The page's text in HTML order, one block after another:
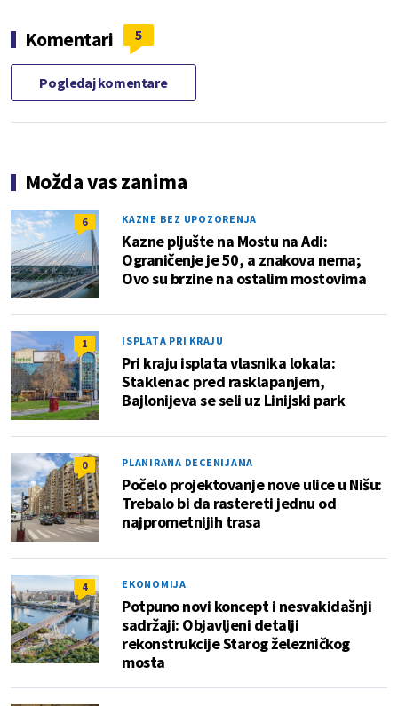
Komentari 5
Pogledaj komentare
Možda vas zanima
6 KAZNE BEZ UPOZORENJA
Kazne pljušte na Mostu na Adi:
Ograničenje je 50, a znakova nema;
Ovo su brzine na ostalim mostovima
1 ISPLATA PRI KRAJU
Pri kraju isplata vlasnika lokala:
Staklenac pred rasklapanjem,
Bajlonijeva se seli uz Linijski park
0 PLANIRANA DECENIJAMA
Počelo projektovanje nove ulice u Nišu:
Trebalo bi da rastereti jednu od
najprometnijih trasa
4 EKONOMIJA
Potpuno novi koncept i nesvakidašnji
sadržaji: Objavljeni detalji
rekonstrukcije Starog železničkog
mosta